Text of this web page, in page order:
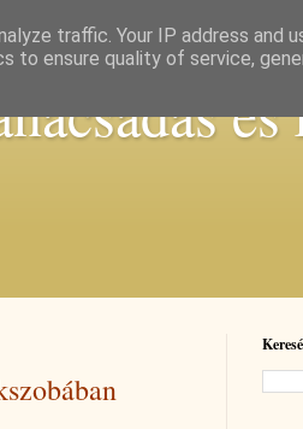
traffic. Your IP address and
to ensure quality of service,